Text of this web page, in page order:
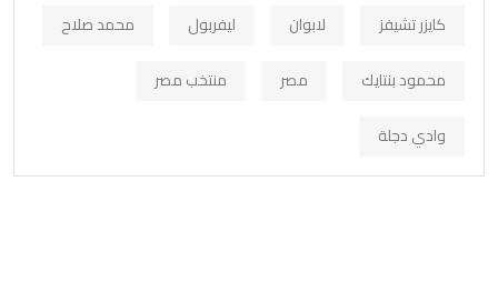
كايزر تشيفز
لابوان ليفربول
محمد صلاح
محمود بنتايك
مصر
منتخب مصر
وادي دجلة